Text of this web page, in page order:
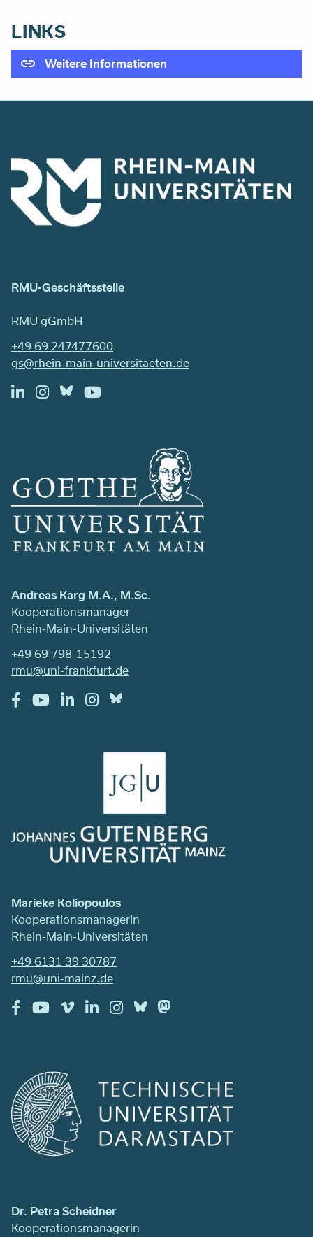
LINKS
Weitere Informationen
RMU-Geschäftsstelle
RMU gGmbH
+49 69 247477600
gs@rhein-main-universitaeten.de
Andreas Karg M.A., M.Sc.
Kooperationsmanager
Rhein-Main-Universitäten
+49 69 798-15192
rmu@uni-frankfurt.de
Marieke Koliopoulos
Kooperationsmanagerin
Rhein-Main-Universitäten
+49 6131 39 30787
rmu@uni-mainz.de
Dr. Petra Scheidner
Kooperationsmanagerin